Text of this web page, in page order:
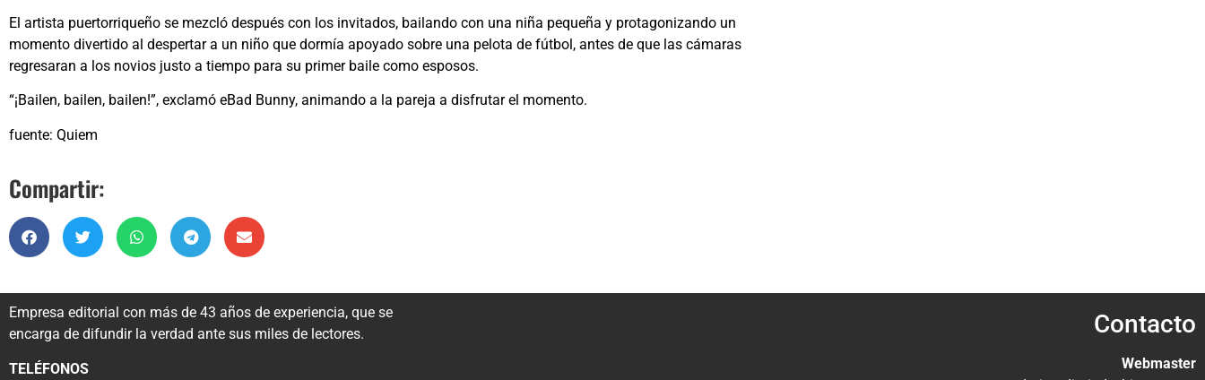
El artista puertorriqueño se mezcló después con los invitados, bailando con una niña pequeña y protagonizando un
momento divertido al despertar a un niño que dormía apoyado sobre una pelota de fútbol, antes de que las cámaras
regresaran a los novios justo a tiempo para su primer baile como esposos.
“¡Bailen, bailen, bailen!”, exclamó eBad Bunny, animando a la pareja a disfrutar el momento.
fuente: Quiem
Compartir:
Empresa editorial con más de 43 años de experiencia, que se
encarga de difundir la verdad ante sus miles de lectores.
TELÉFONOS
Contacto
Webmaster